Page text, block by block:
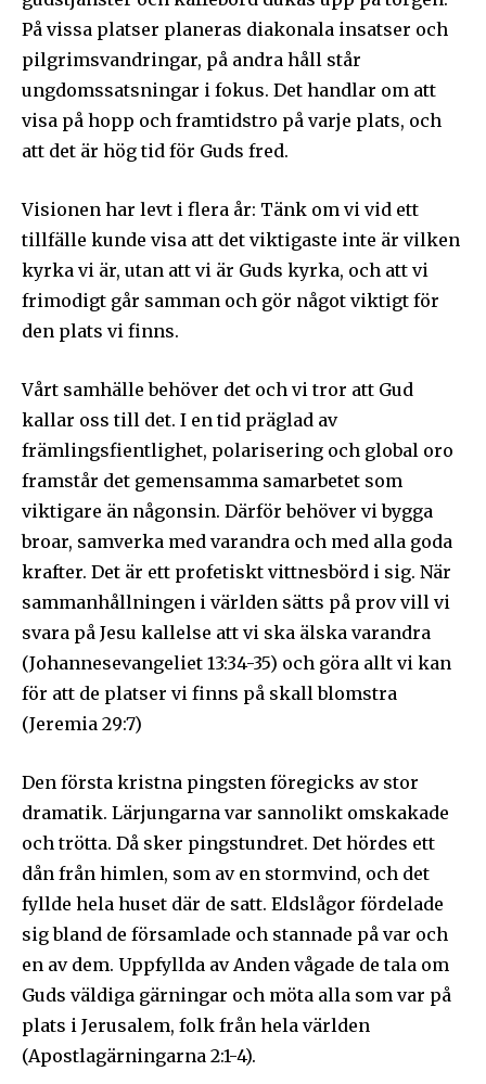
På vissa platser planeras diakonala insatser och
pilgrimsvandringar, på andra håll står
ungdomssatsningar i fokus. Det handlar om att
visa på hopp och framtidstro på varje plats, och
att det är hög tid för Guds fred.
Visionen har levt i flera år: Tänk om vi vid ett
tillfälle kunde visa att det viktigaste inte är vilken
kyrka vi är, utan att vi är Guds kyrka, och att vi
frimodigt går samman och gör något viktigt för
den plats vi finns.
Vårt samhälle behöver det och vi tror att Gud
kallar oss till det. I en tid präglad av
främlingsfientlighet, polarisering och global oro
framstår det gemensamma samarbetet som
viktigare än någonsin. Därför behöver vi bygga
broar, samverka med varandra och med alla goda
krafter. Det är ett profetiskt vittnesbörd i sig. När
sammanhållningen i världen sätts på prov vill vi
svara på Jesu kallelse att vi ska älska varandra
(Johannesevangeliet 13:34-35) och göra allt vi kan
för att de platser vi finns på skall blomstra
(Jeremia 29:7)
Den första kristna pingsten föregicks av stor
dramatik. Lärjungarna var sannolikt omskakade
och trötta. Då sker pingstundret. Det hördes ett
dån från himlen, som av en stormvind, och det
fyllde hela huset där de satt. Eldslågor fördelade
sig bland de församlade och stannade på var och
en av dem. Uppfyllda av Anden vågade de tala om
Guds väldiga gärningar och möta alla som var på
plats i Jerusalem, folk från hela världen
(Apostlagärningarna 2:1-4).